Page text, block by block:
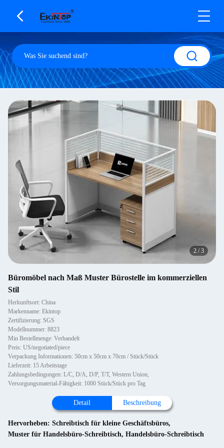
2 /3
Büromöbel nach Maß Muster Bürostelle im kommerziellen
Stil
Herkunftsort: China
Markenname: Ekintop
Zertifizierung: SGS
Modellnummer: 8823
Min Bestellmenge: Verhandelt
Preis: US/negotiated/piece
Verpackung Informationen: 50cm x 50cm x 70cm / Stück/Stück
Lieferzeit: 15 Arbeitstage
Zahlungsbedingungen: L/C, D/A, D/P, T/T, Western Union,
Versorgungsmaterial-Fähigkeit: 1000 Stück/Stück pro Tag
Detail Beschreibung
Hervorheben: Schreibtisch für kleine Geschäftsbüros,
Muster für Handelsbüro-Schreibtisch, Handelsbüro-Schreibtisch